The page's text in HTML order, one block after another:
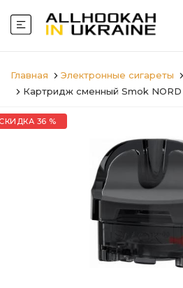
Главная Электронные сигареты
Картридж сменный Smok
36 %